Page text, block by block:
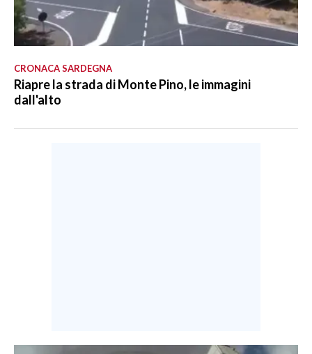
CRONACA SARDEGNA
Riapre la strada di Monte Pino, le immagini
dall'alto